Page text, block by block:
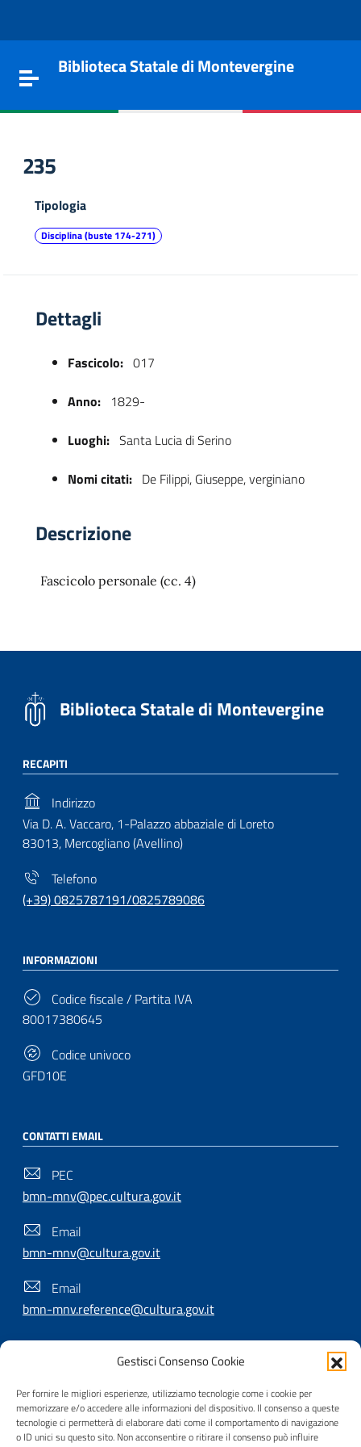
Gestisci Consenso Cookie
Per fornire le migliori esperienze, utilizziamo tecnologie come i cookie per
memorizzare e/o accedere alle informazioni del dispositivo. Il consenso a queste
tecnologie ci permetterà di elaborare dati come il comportamento di navigazione
o ID unici su questo sito. Non acconsentire o ritirare il consenso può influire
Toggle navigation
Biblioteca Statale di Montevergine
235
Tipologia
Disciplina (buste 174-271)
Dettagli
Fascicolo: 017
Anno: 1829-
Luoghi: Santa Lucia di Serino
Nomi citati: De Filippi, Giuseppe, verginiano
Descrizione
Fascicolo personale (cc. 4)
Biblioteca Statale di Montevergine
RECAPITI
Indirizzo
Via D. A. Vaccaro, 1-Palazzo abbaziale di Loreto
83013, Mercogliano (Avellino)
Telefono
(+39) 0825787191/0825789086
INFORMAZIONI
Codice fiscale / Partita IVA
80017380645
Codice univoco
GFD10E
CONTATTI EMAIL
PEC
bmn-mnv@pec.cultura.gov.it
Email
bmn-mnv@cultura.gov.it
Email
bmn-mnv.reference@cultura.gov.it